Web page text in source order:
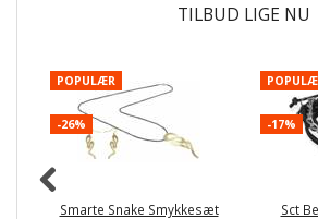
TILBUD LIGE NU
POPULÆR
-26%
Smarte Snake Smykkesæt
-17%
Sct